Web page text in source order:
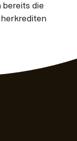
bereits die